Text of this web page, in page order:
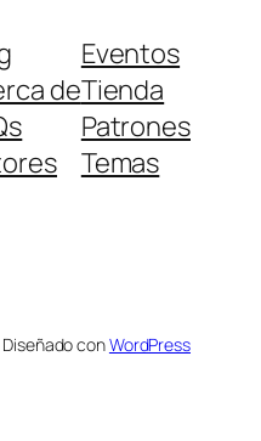
de
Eventos
Tienda
Patrones
Temas
Diseñado conWordPress